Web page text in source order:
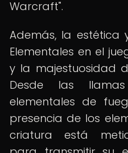
Warcraft".
Además, la estética
Elementales en el
y la majestuosidad
Desde las
elementales de
presencia de los
criatura está